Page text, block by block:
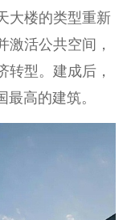
大楼的类型重新
激活公共空间，
转型。建成后，
高的建筑。